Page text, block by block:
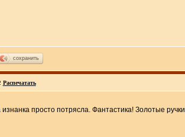
сохранить
Распечатать
просто потрясла. Фантастика! Золотые ручки